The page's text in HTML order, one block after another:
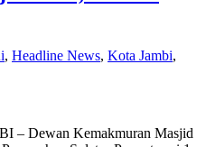
, Headline News, Kota Jambi,
– Dewan Kemakmuran Masjid